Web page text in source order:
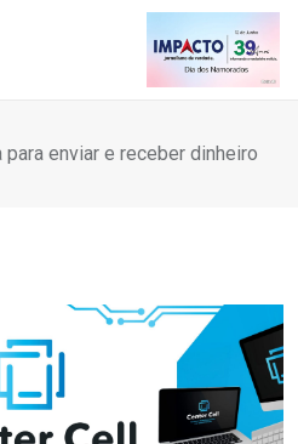
enviar e receber dinheiro